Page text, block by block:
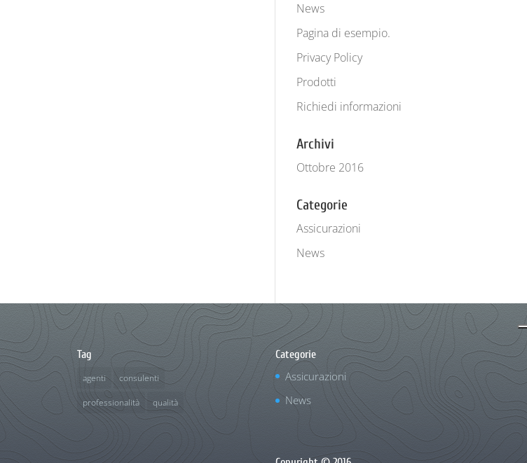
News
Pagina di esempio.
Privacy Policy
Prodotti
Richiedi informazioni
Archivi
Ottobre 2016
Categorie
Assicurazioni
News
Tag
agenti consulenti
professionalità qualità
Categorie
Assicurazioni
News